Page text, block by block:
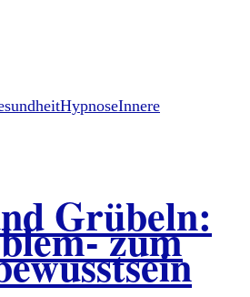
HypnoseInnere
Grübeln:
zum